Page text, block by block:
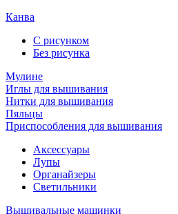
Канва
С рисунком
Без рисунка
Мулине
Иглы для вышивания
Нитки для вышивания
Пяльцы
Приспособления для вышивания
Аксессуары
Лупы
Органайзеры
Светильники
Вышивальные машинки